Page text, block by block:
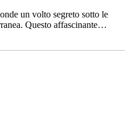
un volto segreto sotto le
Questo affascinante…